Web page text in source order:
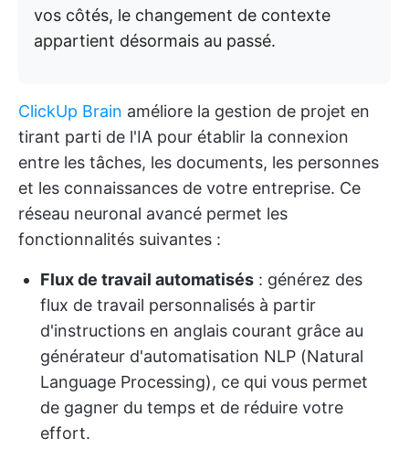
vos côtés, le changement de contexte
appartient désormais au passé.
ClickUp Brain améliore la gestion de projet en
tirant parti de l'IA pour établir la connexion
entre les tâches, les documents, les personnes
et les connaissances de votre entreprise. Ce
réseau neuronal avancé permet les
fonctionnalités suivantes :
Flux de travail automatisés : générez des
flux de travail personnalisés à partir
d'instructions en anglais courant grâce au
générateur d'automatisation NLP (Natural
Language Processing), ce qui vous permet
de gagner du temps et de réduire votre
effort.